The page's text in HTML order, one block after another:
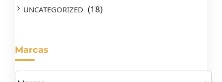
UNCATEGORIZED (18)
Marcas